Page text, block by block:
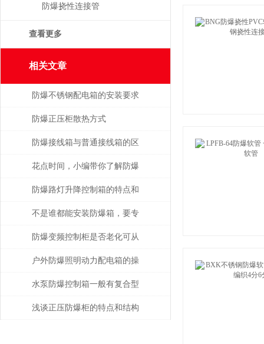
防爆挠性连接管
查看更多
相关文章
防爆不锈钢配电箱的安装要求
和使用注意事项
防爆正压柜散热方式
防爆接线箱与普通接线箱的区
别在哪?
花点时间，小编带你了解防爆
电源检修插座箱的特点与安装
使用！
防爆路灯升降控制箱的特点和
技术参数
不是谁都能安装防爆箱，要专
业人士才行
防爆变频控制柜是否老化可从
哪几点着手检查？
户外防爆照明动力配电箱的操
作要领分析
水泵防爆控制箱一般有复合型
和隔爆型两种结构
浅谈正压防爆柜的特点和结构